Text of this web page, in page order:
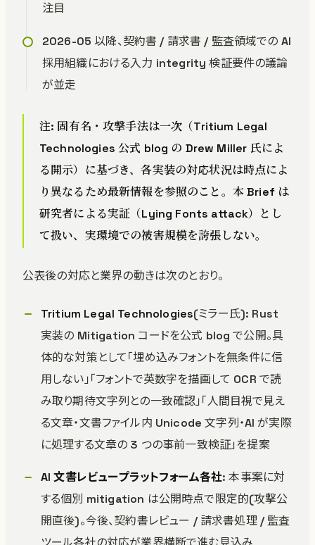
注目
2026-05 以降、契約書 / 請求書 / 監査領域での AI
採用組織における入力 integrity 検証要件の議論
が並走
注: 固有名・攻撃手法は一次（Tritium Legal
Technologies 公式 blog の Drew Miller 氏によ
る開示）に基づき、各実装の対応状況は時点によ
り異なるため最新情報を参照のこと。本 Brief は
研究者による実証（Lying Fonts attack）とし
て扱い、実環境での被害規模を誇張しない。
公表後の対応と業界の動きは次のとおり。
Tritium Legal Technologies(ミラー氏): Rust
実装の Mitigation コードを公式 blog で公開。具
体的な対策として「埋め込みフォントを無条件に信
用しない」「フォントで英数字を描画して OCR で読
み取り期待文字列との一致確認」「人間目視で見え
る文章・文書ファイル内 Unicode 文字列・AI が実際
に処理する文章の 3 つの事前一致検証」を提案
AI 文書レビュープラットフォーム各社: 本事案に対
する個別 mitigation は公開時点で限定的(攻撃公
開直後)。今後、契約書レビュー / 請求書処理 / 監査